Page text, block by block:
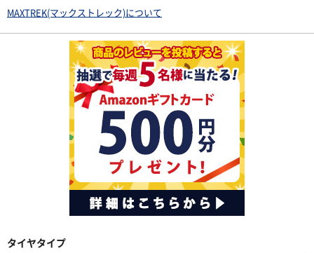
MAXTREK(マックストレック)について
タイヤタイプ